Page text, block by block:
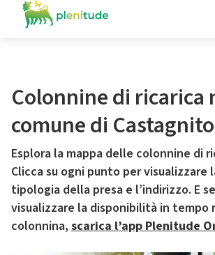
Colonnine di ricarica
comune di Castagnito
Esplora la mappa delle colonnine di
Clicca su ogni punto per visualizzare
tipologia della presa e l’indirizzo. E
visualizzare la disponibilità in tempo
colonnina, scarica l’app Plenitude